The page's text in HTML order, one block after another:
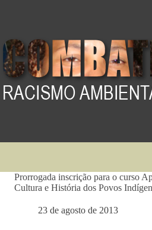
Prorrogada inscrição para o curso
Cultura e História dos Povos
23 de agosto de 2013